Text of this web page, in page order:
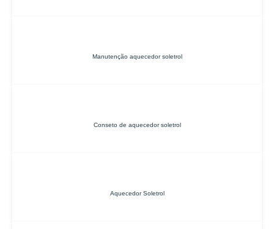
Manutenção aquecedor soletrol
Conseto de aquecedor soletrol
Aquecedor Soletrol